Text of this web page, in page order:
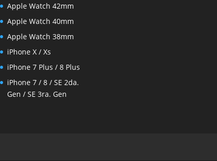
Apple Watch 42mm
Apple Watch 40mm
Apple Watch 38mm
iPhone X / Xs
iPhone 7 Plus / 8 Plus
iPhone 7 / 8 / SE 2da.
Gen / SE 3ra. Gen